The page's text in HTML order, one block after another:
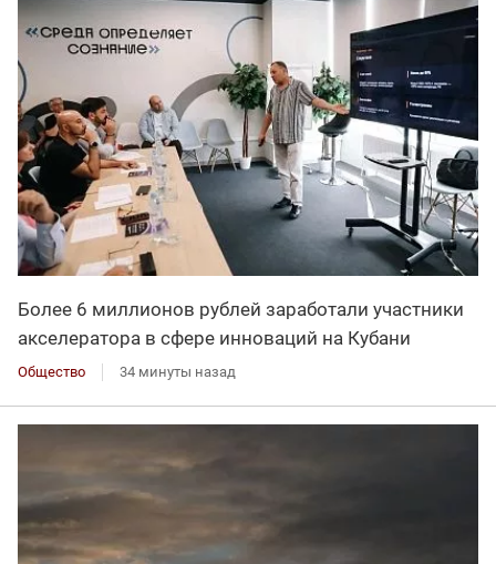
Более 6 миллионов рублей заработали участники
акселератора в сфере инноваций на Кубани
Общество 34 минуты назад